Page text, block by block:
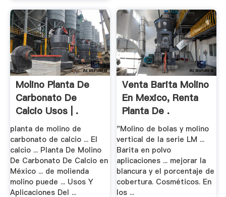
Molino Planta De
Carbonato De
Calcio Usos | .
planta de molino de
carbonato de calcio ... El
calcio ... Planta De Molino
De Carbonato De Calcio en
México ... de molienda
molino puede ... Usos Y
Aplicaciones Del ...
Venta Barita Molino
En Mexico, Renta
Planta De .
"Molino de bolas y molino
vertical de la serie LM ...
Barita en polvo
aplicaciones ... mejorar la
blancura y el porcentaje de
cobertura. Cosméticos. En
los ...